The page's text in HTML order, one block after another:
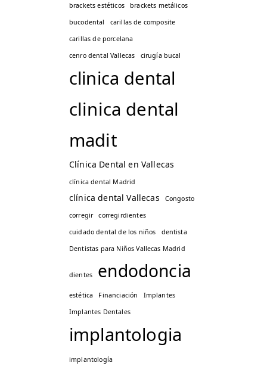
brackets estéticos
brackets metálicos
bucodental
carillas de composite
carillas de porcelana
cenro dental Vallecas
cirugía bucal
clinica dental
clinica dental
madit
Clínica Dental en Vallecas
clínica dental Madrid
clínica dental Vallecas
Congosto
corregir
corregirdientes
cuidado dental de los niños
dentista
Dentistas para Niños Vallecas Madrid
dientes endodoncia
estética Financiación
Implantes
Implantes Dentales
implantologia
implantología